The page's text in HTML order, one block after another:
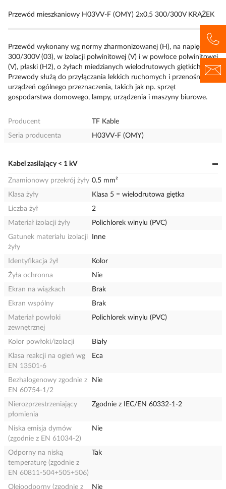
Przewód mieszkaniowy H03VV-F (OMY) 2x0,5 300/300V KRĄŻEK
Przewód wykonany wg normy zharmonizowanej (H), na napięcie
300/300V (03), w izolacji polwinitowej (V) i w powłoce polwinitowej
(V), płaski (H2), o żyłach miedzianych wielodrutowych giętkich (F).
Przewody służą do przyłączania lekkich ruchomych i przenośnych
urządzeń ogólnego przeznaczenia, takich jak np. sprzęt
gospodarstwa domowego, lampy, urządzenia i maszyny biurowe.
Producent
TF Kable
Seria producenta
H03VV-F (OMY)
Kabel zasilający < 1 kV
Znamionowy przekrój żyły 0.5 mm²
Klasa żyły
Klasa 5 = wielodrutowa giętka
Liczba żył
2
Materiał izolacji żyły
Polichlorek winylu (PVC)
Gatunek materiału izolacji
żyły
Inne
Identyfikacja żył
Kolor
Żyła ochronna
Nie
Ekran na wiązkach
Brak
Ekran wspólny
Brak
Materiał powłoki
zewnętrznej
Polichlorek winylu (PVC)
Kolor powłoki/izolacji
Biały
Klasa reakcji na ogień wg
EN 13501-6
Eca
Bezhalogenowy zgodnie z
EN 60754-1/2
Nie
Nierozprzestrzeniający
płomienia
Zgodnie z IEC/EN 60332-1-2
Niska emisja dymów
(zgodnie z EN 61034-2)
Nie
Odporny na niską
temperaturę (zgodnie z
EN 60811-504+505+506)
Tak
Olejoodporny (zgodnie z Nie